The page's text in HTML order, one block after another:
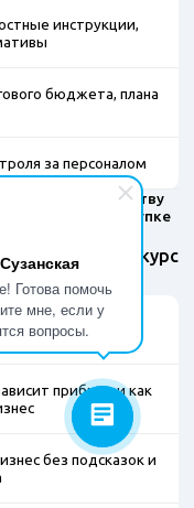
Готова помочь
мне, если у
вопросы.
инструкции,
бюджета, плана
за персоналом
по банкротству
чем при покупке
хуже чем наш курс
клиентов, их
прибыль и как
без подсказок и